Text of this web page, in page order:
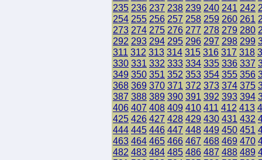
235 236 237 238 239 240 241 242
254 255 256 257 258 259 260 261
273 274 275 276 277 278 279 280
292 293 294 295 296 297 298 299
311 312 313 314 315 316 317 318
330 331 332 333 334 335 336 337
349 350 351 352 353 354 355 356
368 369 370 371 372 373 374 375
387 388 389 390 391 392 393 394
406 407 408 409 410 411 412 413
425 426 427 428 429 430 431 432
444 445 446 447 448 449 450 451
463 464 465 466 467 468 469 470
482 483 484 485 486 487 488 489